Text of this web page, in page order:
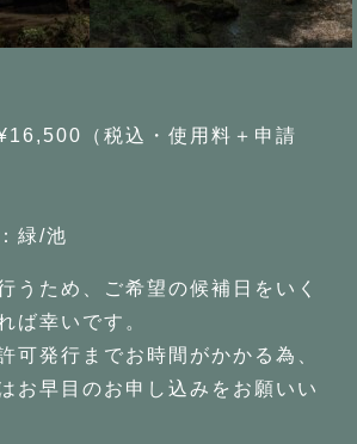
（税込・使用料＋申請
緑/池
うため、ご希望の候補日をいく
ば幸いです。
可発行までお時間がかかる為、
お早目のお申し込みをお願いい